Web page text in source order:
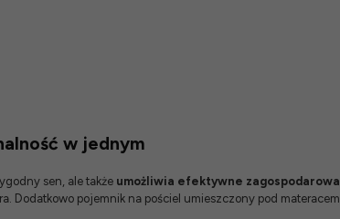
w jednym
sen, ale także umożliwia efektywne
Dodatkowo pojemnik na pościel umieszczony pod